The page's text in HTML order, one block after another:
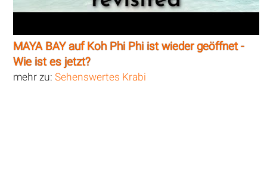
MAYA BAY auf Koh Phi Phi ist wieder geöffnet -
Wie ist es jetzt?
mehr zu:Sehenswertes Krabi